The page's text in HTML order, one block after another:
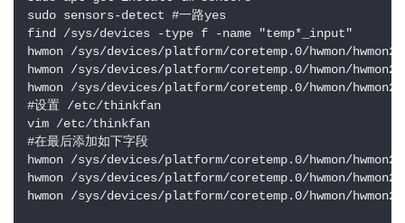
sudo sensors-detect #一路yes
find /sys/devices -type f -name "temp*_input"
hwmon /sys/devices/platform/coretemp.0/hwmon/
hwmon /sys/devices/platform/coretemp.0/hwmon/
hwmon /sys/devices/platform/coretemp.0/hwmon/
#设置 /etc/thinkfan
vim /etc/thinkfan
#在最后添加如下字段
hwmon /sys/devices/platform/coretemp.0/hwmon/
hwmon /sys/devices/platform/coretemp.0/hwmon/
hwmon /sys/devices/platform/coretemp.0/hwmon/